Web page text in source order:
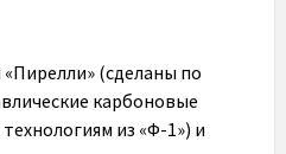
(сделаны по
карбоновые
из «Ф-1») и